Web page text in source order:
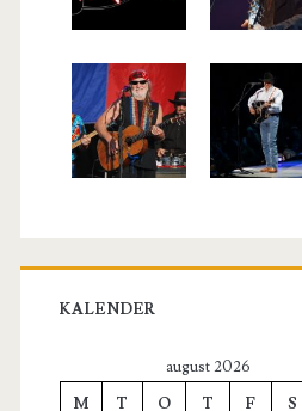
KALENDER
august 2026
M
T O T F S